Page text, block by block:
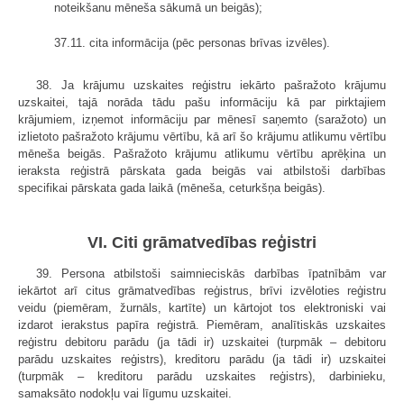
noteikšanu mēneša sākumā un beigās);
37.11. cita informācija (pēc personas brīvas izvēles).
38. Ja krājumu uzskaites reģistru iekārto pašražoto krājumu
uzskaitei, tajā norāda tādu pašu informāciju kā par pirktajiem
krājumiem, izņemot informāciju par mēnesī saņemto (saražoto) un
izlietoto pašražoto krājumu vērtību, kā arī šo krājumu atlikumu vērtību
mēneša beigās. Pašražoto krājumu atlikumu vērtību aprēķina un
ieraksta reģistrā pārskata gada beigās vai atbilstoši darbības
specifikai pārskata gada laikā (mēneša, ceturkšņa beigās).
VI. Citi grāmatvedības reģistri
39. Persona atbilstoši saimnieciskās darbības īpatnībām var
iekārtot arī citus grāmatvedības reģistrus, brīvi izvēloties reģistru
veidu (piemēram, žurnāls, kartīte) un kārtojot tos elektroniski vai
izdarot ierakstus papīra reģistrā. Piemēram, analītiskās uzskaites
reģistru debitoru parādu (ja tādi ir) uzskaitei (turpmāk – debitoru
parādu uzskaites reģistrs), kreditoru parādu (ja tādi ir) uzskaitei
(turpmāk – kreditoru parādu uzskaites reģistrs), darbinieku,
samaksāto nodokļu vai līgumu uzskaitei.